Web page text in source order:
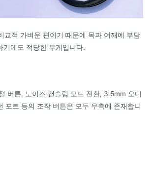
교적 가벼운 편이기 때문에 목과 어깨에 부담
기에도 적당한 무게입니다.
버튼, 노이즈 캔슬링 모드 전환, 3.5mm 오디
포트 등의 조작 버튼은 모두 우측에 존재합니